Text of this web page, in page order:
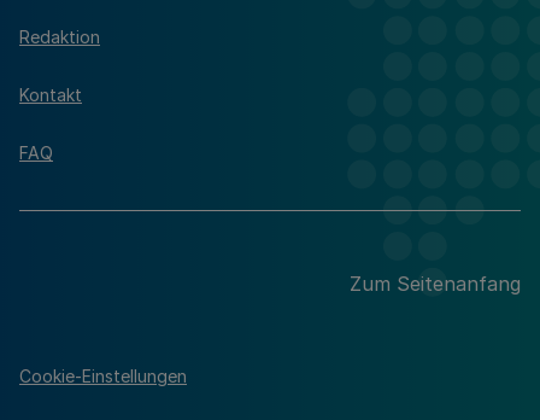
Redaktion
Kontakt
FAQ
Zum Seitenanfang
Cookie-Einstellungen